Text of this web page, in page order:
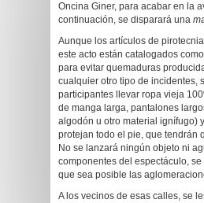
Oncina Giner, para acabar en la
continuación, se disparará una
Aunque los artículos de
este acto están catalogados
para evitar quemaduras
cualquier otro tipo de incidentes,
participantes llevar ropa vieja
de manga larga, pantalones
algodón u otro material ignífugo)
protejan todo el pie, que tendrán
No se lanzará ningún objeto ni
componentes del espectáculo,
que sea posible las
A los vecinos de esas calles, se